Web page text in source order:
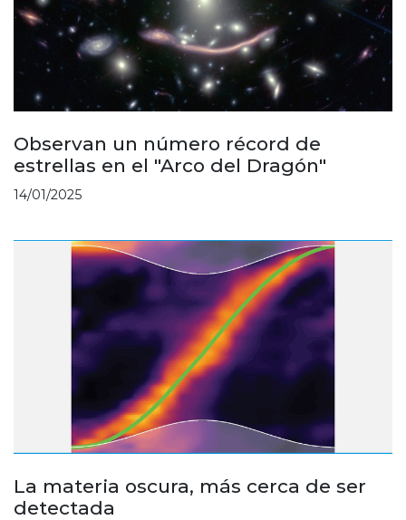
Observan un número récord de
estrellas en el "Arco del Dragón"
14/01/2025
La materia oscura, más cerca de ser
detectada